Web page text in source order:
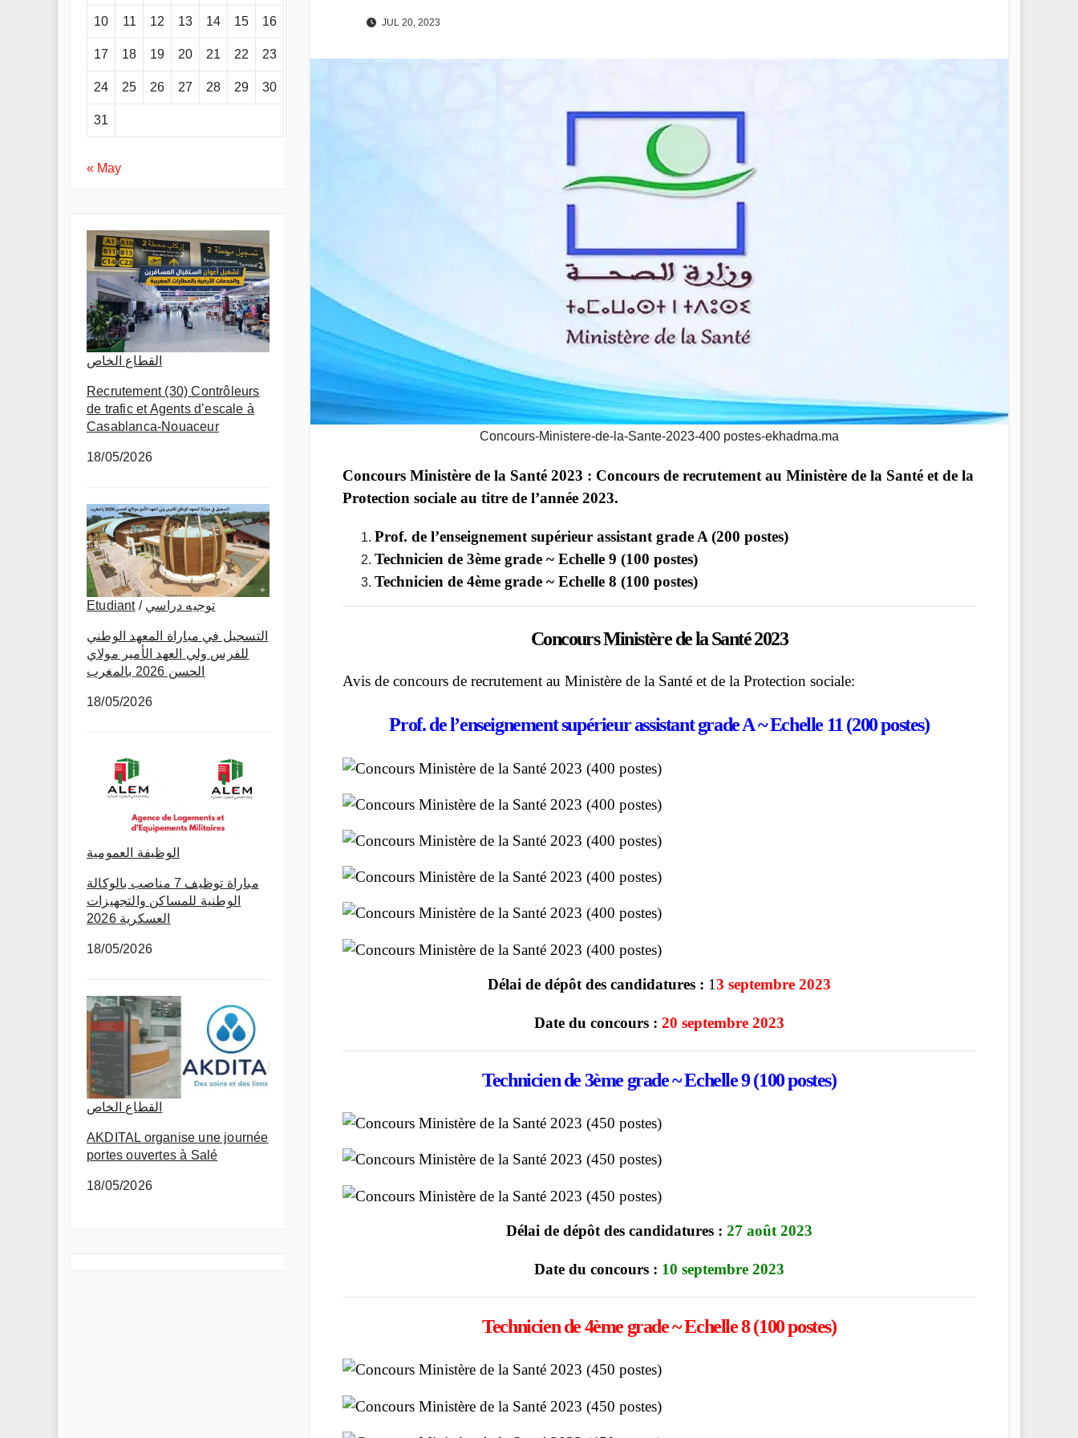
10 11 12 13 14 15 16
17 18 19 20 21 22 23
24 25 26 27 28 29 30
31
« May
القطاع الخاص
Recrutement (30) Contrôleurs
de trafic et Agents d’escale à
Casablanca-Nouaceur
18/05/2026
Etudiant/ توجيه دراسي
التسجيل في مباراة المعهد الوطني
للفرس ولي العهد الأمير مولاي
الحسن 2026 بالمغرب
18/05/2026
الوظيفة العمومية
مباراة توظيف 7 مناصب بالوكالة
الوطنية للمساكن والتجهيزات
العسكرية 2026
18/05/2026
القطاع الخاص
AKDITAL organise une journée
portes ouvertes à Salé
18/05/2026
JUL 20, 2023
Concours-Ministere-de-la-Sante-2023-400 postes-ekhadma.ma
Concours Ministère de la Santé 2023 : Concours de recrutement au Ministère de la Santé et de la
Protection sociale au titre de l’année 2023.
Prof. de l’enseignement supérieur assistant grade A (200 postes)
Technicien de 3ème grade ~ Echelle 9 (100 postes)
Technicien de 4ème grade ~ Echelle 8 (100 postes)
Concours Ministère de la Santé 2023
Avis de concours de recrutement au Ministère de la Santé et de la Protection sociale:
Prof. de l’enseignement supérieur assistant grade A ~ Echelle 11 (200 postes)
Délai de dépôt des candidatures : 13 septembre 2023
Date du concours : 20 septembre 2023
Technicien de 3ème grade ~ Echelle 9 (100 postes)
Délai de dépôt des candidatures : 27 août 2023
Date du concours : 10 septembre 2023
Technicien de 4ème grade ~ Echelle 8 (100 postes)